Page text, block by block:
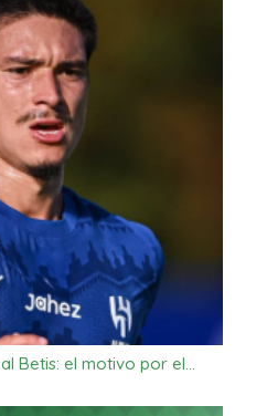
Betis: el motivo por el…